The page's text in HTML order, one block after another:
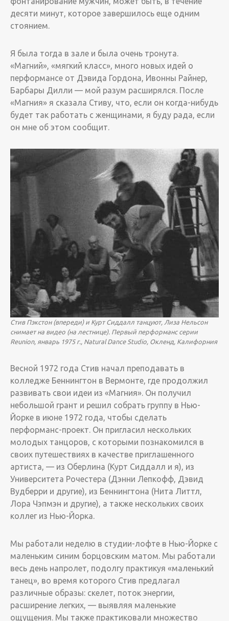
десяти минут, которое завершилось еще одним
стоянием.
Я была тогда в зале и была очень тронута.
«Магний», «мягкий класс», много новых идей о
перформансе от Дэвида Гордона, Ивонны Райнер,
Барбары Дилли — мой разум расширялся. После
«Магния» я сказала Стиву, что, если он когда-нибудь
будет так работать с женщинами, я буду рада, если
он мне об этом сообщит.
Стив Пэкстон (впереди) и Курт Сиддалл танцуют, Лиза Нельсон
снимает на видео (на лестнице). Первый перформанс серии
Reunion, январь 1975 г., Natural Dance Studio, Окленд, Калифорния
Весной 1972 года Стив начал преподавать в
колледже Беннингтон в Вермонте, где продолжил
развивать свои идеи из «Магния». Он получил
небольшой грант и решил собрать группу в Нью-
Йорке в июне 1972 года, чтобы сделать
перформанс-проект. Он пригласил нескольких
молодых танцоров, с которыми познакомился в
своих путешествиях в качестве приглашенного
артиста, — из Оберлина (Курт Сиддалл и я), из
Университета Рочестера (Дэнни Лепкофф, Дэвид
Вудберри и другие), из Беннингтона (Нита Литтл,
Лора Чэпмэн и другие), а также нескольких своих
коллег из Нью-Йорка.
Мы работали неделю в студии-лофте в Нью-Йорке с
маленьким синим борцовским матом. Мы работали
весь день напролет, подолгу практикуя «маленький
танец», во время которого Стив предлагал
различные образы: скелет, поток энергии,
расширение легких, — выявляя маленькие
ощущения. Мы также практиковали множество